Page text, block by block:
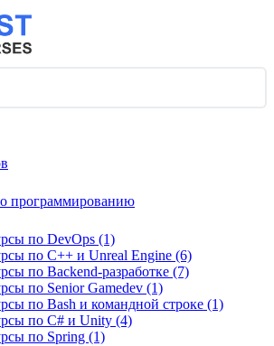
программированию
по DevOps (1)
по C++ и Unreal Engine (6)
по Backend‑разработке (7)
по Senior Gamedev (1)
по Bash и командной строке (1)
по C# и Unity (4)
по Spring (1)